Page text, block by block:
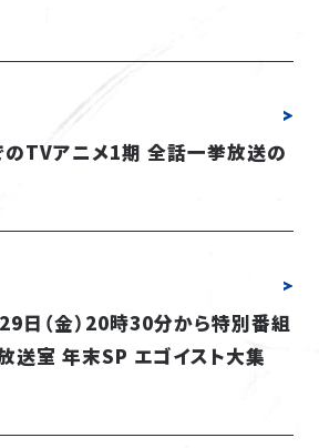
TVアニメ1期 全話一挙放送の
日（金）20時30分から特別番組
放送室 年末SP エゴイスト大集